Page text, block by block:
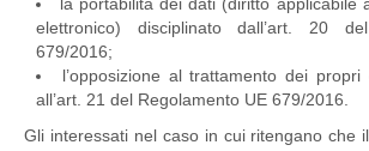
la portabilità dei dati (diritto applicabile
elettronico) disciplinato dall’art. 20
679/2016;
l’opposizione al trattamento dei
all’art. 21 del Regolamento UE 679/2016.
Gli interessati nel caso in cui ritengano che